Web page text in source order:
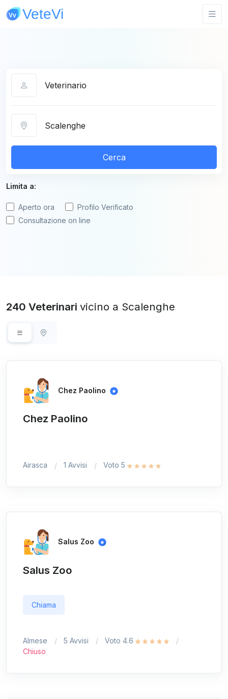
Cerca
Limita a:
Aperto ora
Profilo Verificato
Consultazione on line
240 Veterinari vicino a Scalenghe
Chez Paolino
Chez Paolino
Airasca 1 Avvisi Voto 5
Salus Zoo
Salus Zoo
Chiama
Almese 5 Avvisi
Voto 4.6
Chiuso